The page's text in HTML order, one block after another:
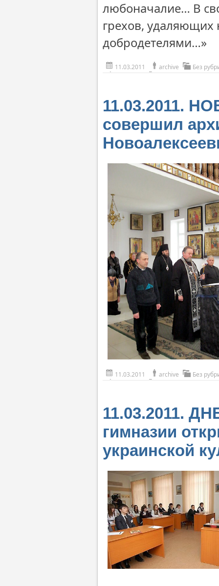
любоначалие… В
грехов, удаляющих
добродетелями…»
11.03.2011 archive Без
11.03.2011.
совершил
11.03.2011 archive Без
11.03.2011.
гимназии
украинской